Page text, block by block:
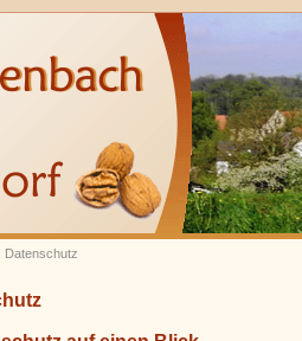
Datenschutz